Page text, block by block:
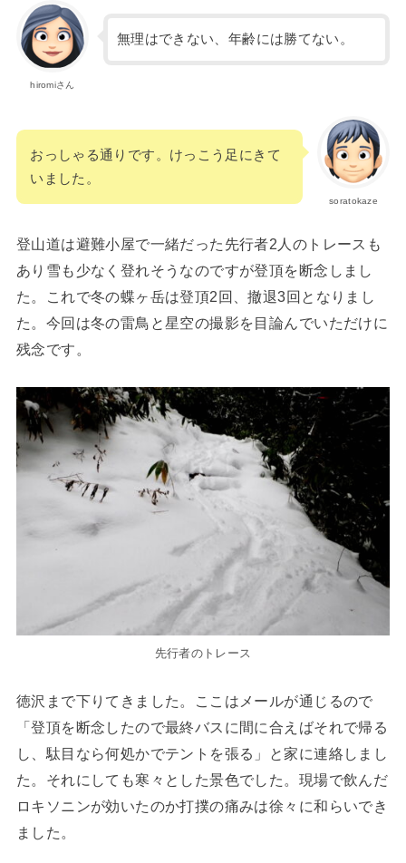
hiromiさん
無理はできない、年齢には勝てない。
soratokaze
おっしゃる通りです。けっこう足にきて
いました。
登山道は避難小屋で一緒だった先行者2人のトレースも
あり雪も少なく登れそうなのですが登頂を断念しまし
た。これで冬の蝶ヶ岳は登頂2回、撤退3回となりまし
た。今回は冬の雷鳥と星空の撮影を目論んでいただけに
残念です。
先行者のトレース
徳沢まで下りてきました。ここはメールが通じるので
「登頂を断念したので最終バスに間に合えばそれで帰る
し、駄目なら何処かでテントを張る」と家に連絡しまし
た。それにしても寒々とした景色でした。現場で飲んだ
ロキソニンが効いたのか打撲の痛みは徐々に和らいでき
ました。